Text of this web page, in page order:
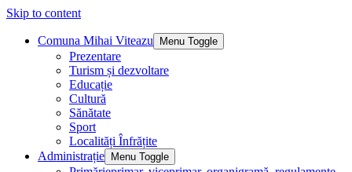
Skip to content
Comuna Mihai Viteazu Menu Toggle
Prezentare
Turism și dezvoltare
Educație
Cultură
Sănătate
Sport
Localități Înfrățite
Administrație
Menu Toggle